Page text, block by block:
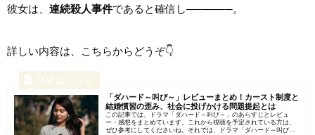
彼女は、 連続殺人事件であると確信し──────。
詳しい内容は、こちらからどうぞ👇
「ダハード～叫び～」レビューまとめ！カースト制度と
結婚慣習の歪み、社会に投げかける問題提起とは
この記事では、ドラマ「ダハード～叫び～」のあらすじとレビュ
ー・感想をまとめています。これから視聴を予定されている方は、
ぜひ参考にしてくださいね。それでは、ドラマ「ダハード～叫び